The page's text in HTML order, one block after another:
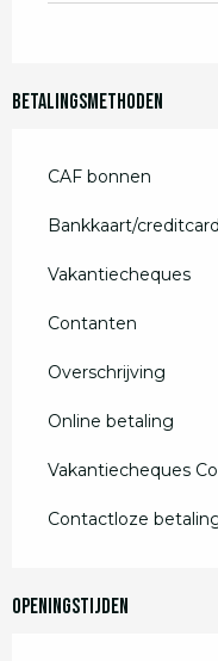
Betalingsmethoden
CAF bonnen
Bankkaart/creditcard
Vakantiecheques
Contanten
Overschrijving
Online betaling
Vakantiecheques
Contactloze
Openingstijden